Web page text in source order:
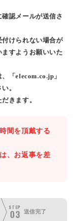
認メールが送信さ
けられない場合が
すようお願いいた
「elecom.co.jp」
。
きます。
間を頂戴する
、お返事を差
STEP
03 送信完了